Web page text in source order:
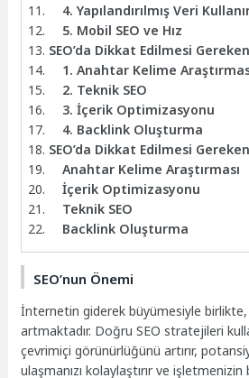
4. Yapılandırılmış Veri
5. Mobil SEO ve Hız
SEO’da Dikkat Edilmesi
1. Anahtar Kelime
2. Teknik SEO
3. İçerik Optimizasyonu
4. Backlink Oluşturma
SEO’da Dikkat Edilmesi
Anahtar Kelime Araştırması
İçerik Optimizasyonu
Teknik SEO
Backlink Oluşturma
SEO’nun Önemi
İnternetin giderek büyümesiyle
artmaktadır. Doğru SEO stratejileri
çevrimiçi görünürlüğünü artırır,
ulaşmanızı kolaylaştırır ve işletmenizin